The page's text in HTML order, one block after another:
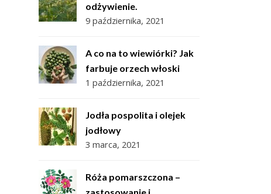
odżywienie.
9 października, 2021
A co na to wiewiórki? Jak
farbuje orzech włoski
1 października, 2021
Jodła pospolita i olejek
jodłowy
3 marca, 2021
Róża pomarszczona –